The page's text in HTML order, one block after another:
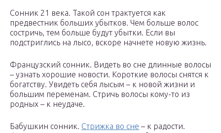
Сонник 21 века. Такой сон трактуется как
предвестник больших убытков. Чем больше волос
состричь, тем больше будут убытки. Если вы
подстриглись на лысо, вскоре начнете новую жизнь.
Французский сонник. Видеть во сне длинные волосы
– узнать хорошие новости. Короткие волосы снятся к
богатству. Увидеть себя лысым – к новой жизни и
большим переменам. Стричь волосы кому-то из
родных – к неудаче.
Бабушкин сонник. Стрижка во сне – к радости.